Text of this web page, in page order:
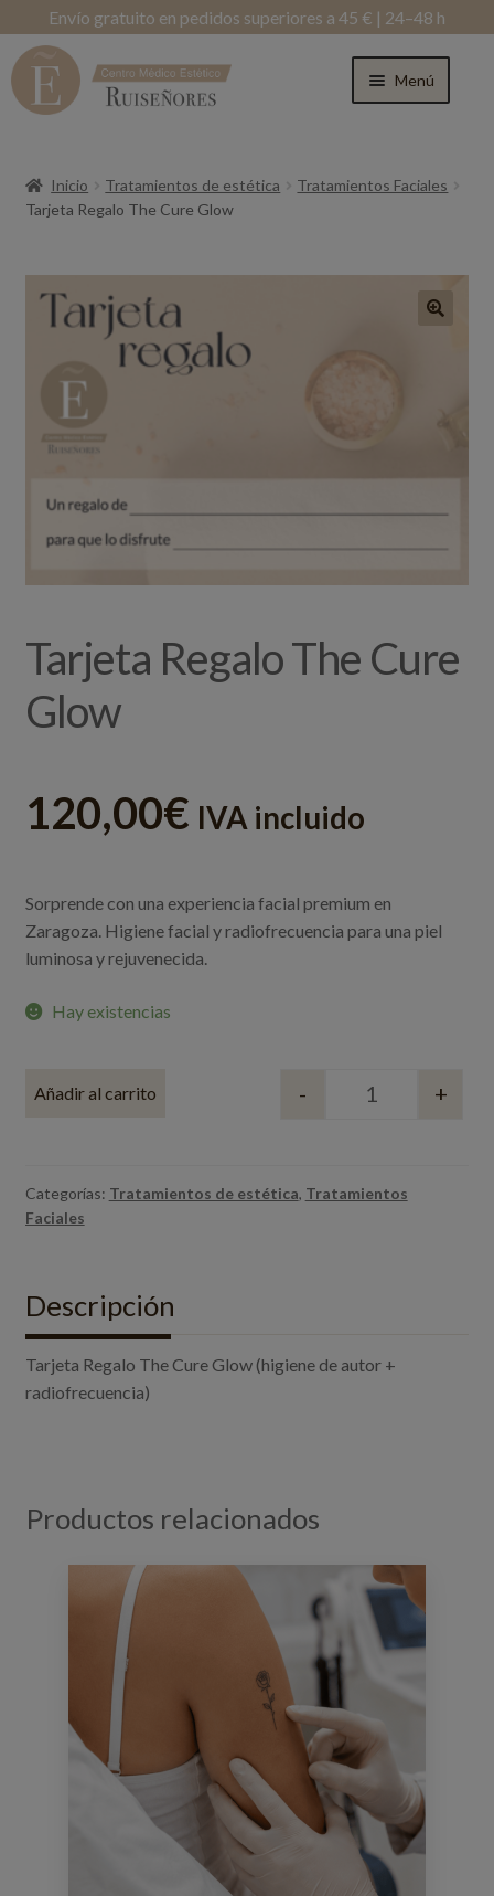
Envío gratuito en pedidos superiores a 45 € | 24–48 h
Menú
Inicio Tratamientos de estética
Tratamientos Faciales
Tarjeta Regalo The Cure Glow
Tarjeta Regalo The Cure
Glow
120,00€ IVA incluido
Sorprende con una experiencia facial premium en
Zaragoza. Higiene facial y radiofrecuencia para una piel
luminosa y rejuvenecida.
Hay existencias
Quantity
- +
Añadir al carrito
Categorías: Tratamientos de estética, Tratamientos
Faciales
Descripción
Tarjeta Regalo The Cure Glow (higiene de autor +
radiofrecuencia)
Productos relacionados